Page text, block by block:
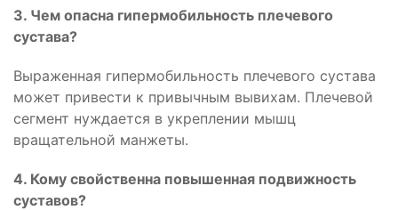
3. Чем опасна гипермобильность плечевого
сустава?
Выраженная гипермобильность плечевого сустава
может привести к привычным вывихам. Плечевой
сегмент нуждается в укреплении мышц
вращательной манжеты.
4. Кому свойственна повышенная подвижность
суставов?